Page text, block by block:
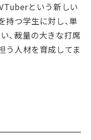
VTuberという新しい
持つ学生に対し、単
、裁量の大きな打席
う人材を育成してま